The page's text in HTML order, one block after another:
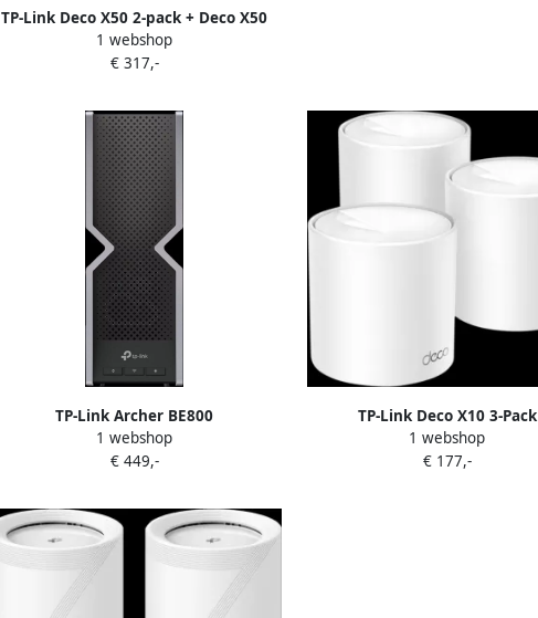
TP-Link Deco X50 2-pack + Deco X50
Outdoor
1 webshop
€ 317,-
TP-Link Archer BE800
1 webshop
€ 449,-
TP-Link Deco X10 3-Pack
1 webshop
€ 177,-